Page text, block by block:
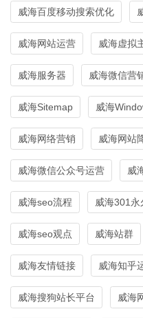
威海百度移动搜索优化
威海网站运营 威海虚拟
威海服务器 威海微信营
威海Sitemap 威海
威海网络营销 威海网站
威海微信公众号运营 威
威海seo流程 威海301永
威海seo观点 威海站群
威海友情链接 威海知乎
威海搜狗站长平台 威海